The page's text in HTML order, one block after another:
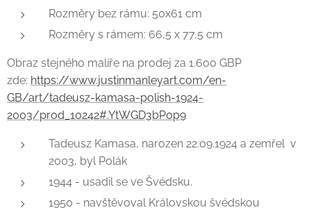
Rozměry bez rámu: 50x61 cm
Rozměry s rámem: 66,5 x 77,5 cm
Obraz stejného malíře na prodej za 1.600 GBP
zde: https://www.justinmanleyart.com/en-
GB/art/tadeusz-kamasa-polish-1924-
2003/prod_10242#.YtWGD3bP0p9
Tadeusz Kamasa, narozen 22.09.1924 a zemřel v
2003, byl Polák
1944 - usadil se ve Švédsku.
1950 - navštěvoval Královskou švédskou